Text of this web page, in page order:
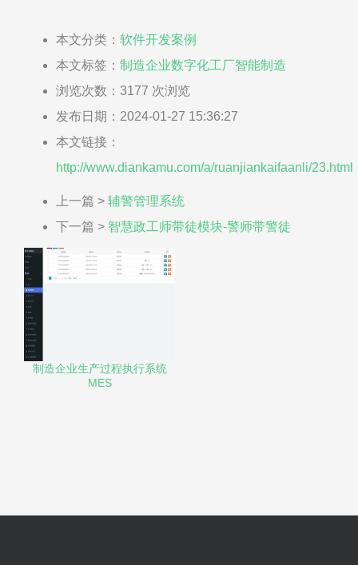
本文分类： 软件开发案例
本文标签： 制造企业数字化工厂智能制造
浏览次数： 3177 次浏览
发布日期：2024-01-27 15:36:27
本文链接：
http://www.diankamu.com/a/ruanjiankaifaanli/23.html
上一篇 > 辅警管理系统
下一篇 > 智慧政工师带徒模块-警师带警徒
制造企业生产过程执行系统
MES